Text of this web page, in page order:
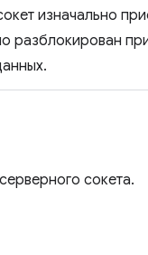
изначально
разблокирован
сокета.